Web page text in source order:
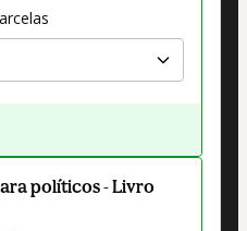
políticos - Livro